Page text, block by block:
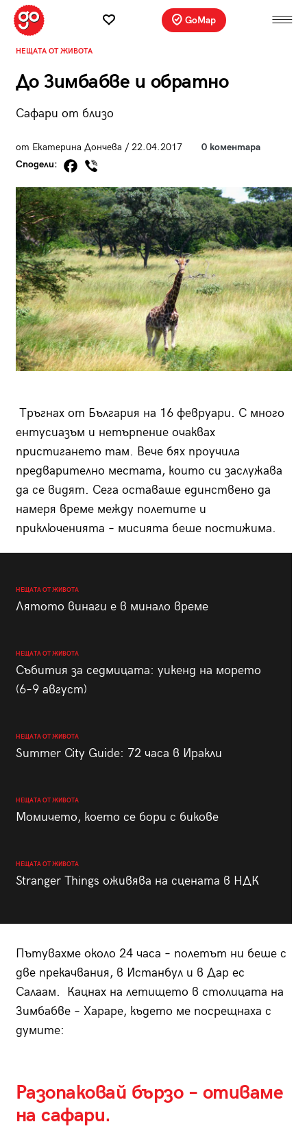
GoMap
НЕЩАТА ОТ ЖИВОТА
До Зимбабве и обратно
Сафари от близо
от Екатерина Дончева / 22.04.2017
0 коментара
Сподели:
Тръгнах от България на 16 февруари. С много
ентусиазъм и нетърпение очаквах
пристигането там. Вече бях проучила
предварително местата, които си заслужава
да се видят. Сега оставаше единствено да
намеря време между полетите и
приключенията – мисията беше постижима.
НЕЩАТА ОТ ЖИВОТА
Лятото винаги е в минало време
НЕЩАТА ОТ ЖИВОТА
Събития за седмицата: уикенд на морето
(6–9 август)
НЕЩАТА ОТ ЖИВОТА
Summer City Guide: 72 часа в Иракли
НЕЩАТА ОТ ЖИВОТА
Момичето, което се бори с бикове
НЕЩАТА ОТ ЖИВОТА
Stranger Things оживява на сцената в НДК
Пътувахме около 24 часа – полетът ни беше с
две прекачвания, в Истанбул и в Дар ес
Салаам. Кацнах на летището в столицата на
Зимбабве – Хараре, където ме посрещнаха с
думите:
Разопаковай бързо – отиваме
на сафари.